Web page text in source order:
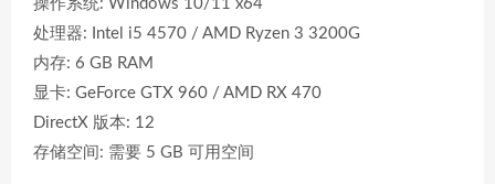
操作系统: Windows 10/11 x64
处理器: Intel i5 4570 / AMD Ryzen 3 3200G
内存: 6 GB RAM
显卡: GeForce GTX 960 / AMD RX 470
DirectX 版本: 12
存储空间: 需要 5 GB 可用空间